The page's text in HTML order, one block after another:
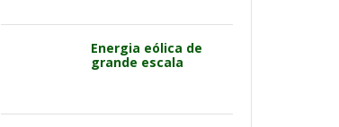
Energia eólica de
grande escala